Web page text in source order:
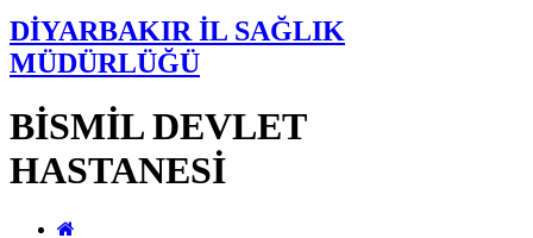
DİYARBAKIR İL SAĞLIK
MÜDÜRLÜĞÜ
BİSMİL DEVLET
HASTANESİ